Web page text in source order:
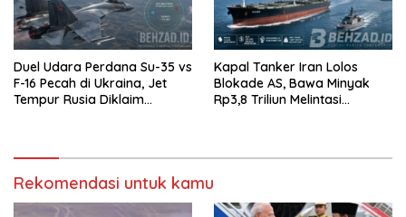
Duel Udara Perdana Su-35 vs
F-16 Pecah di Ukraina, Jet
Tempur Rusia Diklaim
Kapal Tanker Iran Lolos
Blokade AS, Bawa Minyak
Rp3,8 Triliun Melintasi
Rekomendasi untuk kamu